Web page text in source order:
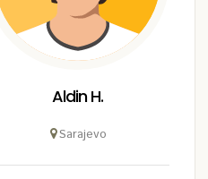
Aldin H.
Sarajevo